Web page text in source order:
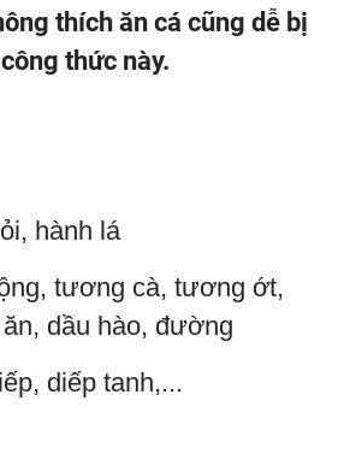
thích ăn cá cũng dễ bị
thức này.
hành lá
tương cà, tương ớt,
dầu hào, đường
diếp tanh,...